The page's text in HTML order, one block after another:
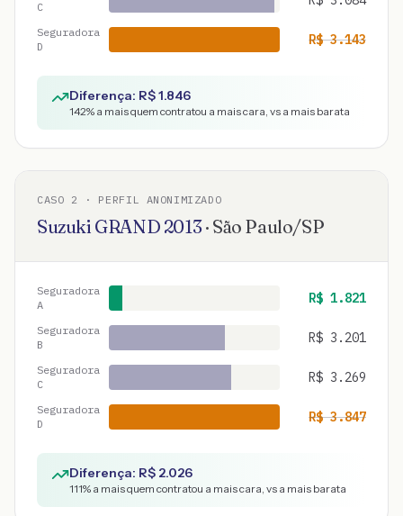
C
Seguradora
D
R$3.143
Diferença: R$1.846
142% a mais quem contratou a mais cara, vs a mais barata
CASO 2 · PERFIL ANONIMIZADO
Suzuki GRAND 2013· São Paulo/SP
Seguradora
A
R$ 1.821
Seguradora
B
R$ 3.201
Seguradora
C
R$ 3.269
Seguradora
D
R$3.847
Diferença: R$ 2.026
111% a mais quem contratou a mais cara, vs a mais barata